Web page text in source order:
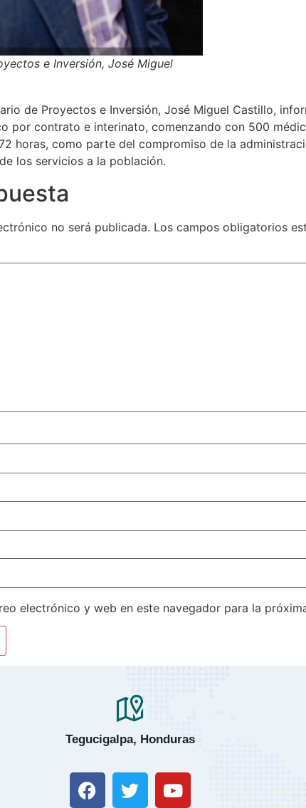
e Inversión, José Miguel
de Proyectos e Inversión, José Miguel Castillo,
por contrato e interinato, comenzando con 500
horas, como parte del compromiso de la
los servicios a la población.
no será publicada. Los campos obligatorios
electrónico y web en este navegador para la
Tegucigalpa, Honduras